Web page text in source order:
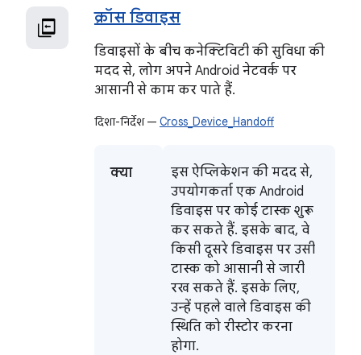
क्रॉस डिवाइस
डिवाइसों के बीच कनेक्टिविटी की सुविधा की
मदद से, लोग अपने Android नेटवर्क पर
आसानी से काम कर पाते हैं.
दिशा-निर्देश — Cross_Device_Handoff
क्या
इस ऐप्लिकेशन की मदद से,
उपयोगकर्ता एक Android
डिवाइस पर कोई टास्क शुरू
कर सकते हैं. इसके बाद, वे
किसी दूसरे डिवाइस पर उसी
टास्क को आसानी से जारी
रख सकते हैं. इसके लिए,
उन्हें पहले वाले डिवाइस की
स्थिति को रीस्टोर करना
होगा.